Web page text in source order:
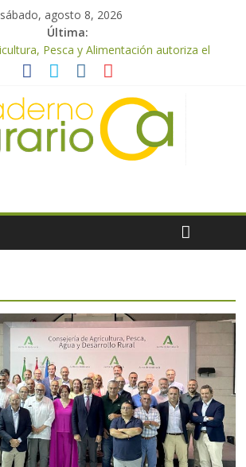
sábado, agosto 8, 2026
Última:
Pesca y Alimentación autoriza el
adicionales de ayudas de la PAC de
Pesca y Alimentación otorga los
España a los mejores quesos 2026
de una vendimia marcada por el
que obligará a muchos viticultores a
del sector
primeras recolecciones de almendra
en los precios